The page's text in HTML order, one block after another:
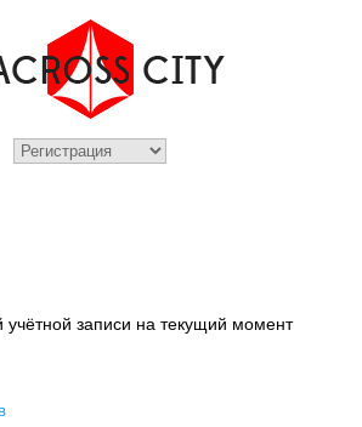
учётной записи на текущий момент